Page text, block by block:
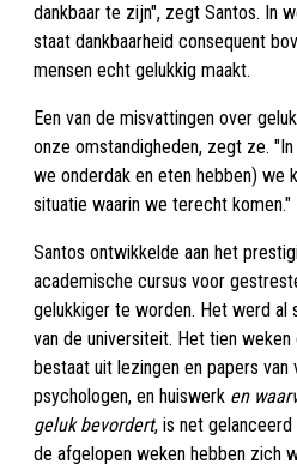
dankbaar te zijn", zegt Santos. In
staat dankbaarheid consequent
mensen echt gelukkig maakt.
Een van de misvattingen over
onze omstandigheden, zegt ze.
we onderdak en eten hebben) we
situatie waarin we terecht komen."
Santos ontwikkelde aan het
academische cursus voor
gelukkiger te worden. Het werd al
van de universiteit. Het tien
bestaat uit lezingen en papers van
psychologen, en huiswerk en
geluk bevordert, is net
de afgelopen weken hebben zich